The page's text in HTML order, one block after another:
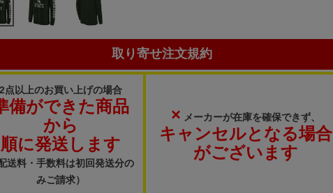
取り寄せ注文規約
2点以上のお買い上げの場合
備ができた商品
から
順に発送します
配送料・手数料は初回発送分の
みご請求）
× メーカーが在庫を確保できず、
キャンセルとなる場合
がございます